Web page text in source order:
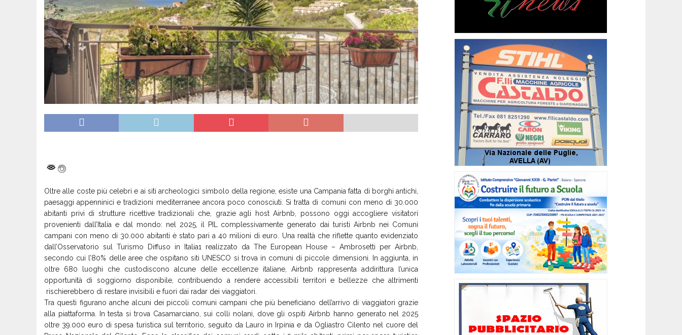
Oltre alle coste più celebri e ai siti archeologici simbolo della regione, esiste una Campania fatta di borghi antichi,
paesaggi appenninici e tradizioni mediterranee ancora poco conosciuti. Si tratta di comuni con meno di 30.000
abitanti privi di strutture ricettive tradizionali che, grazie agli host Airbnb, possono oggi accogliere visitatori
provenienti dall’Italia e dal mondo: nel 2025, il PIL complessivamente generato dai turisti Airbnb nei Comuni
campani con meno di 30.000 abitanti è stato pari a 40 milioni di euro. Una realtà che riflette quanto evidenziato
dall’Osservatorio sul Turismo Diffuso in Italia1 realizzato da The European House – Ambrosetti per Airbnb,
secondo cui l’80% delle aree che ospitano siti UNESCO si trova in comuni di piccole dimensioni. In aggiunta, in
oltre 680 luoghi che custodiscono alcune delle eccellenze italiane, Airbnb rappresenta addirittura l’unica
opportunità di soggiorno disponibile, contribuendo a rendere accessibili territori e bellezze che altrimenti
rischierebbero di restare invisibili e fuori dai radar dei viaggiatori.
Tra questi figurano anche alcuni dei piccoli comuni campani che più beneficiano dell’arrivo di viaggiatori grazie
alla piattaforma. In testa si trova Casamarciano, sui colli nolani, dove gli ospiti Airbnb hanno generato nel 2025
oltre 39.000 euro di spesa turistica sul territorio, seguito da Lauro in Irpinia e da Ogliastro Cilento nel cuore del